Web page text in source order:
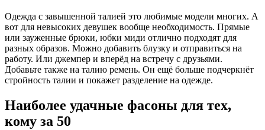
Одежда с завышенной талией это любимые модели многих. А
вот для невысоких девушек вообще необходимость. Прямые
или зауженные брюки, юбки миди отлично подходят для
разных образов. Можно добавить блузку и отправиться на
работу. Или джемпер и вперёд на встречу с друзьями.
Добавьте также на талию ремень. Он ещё больше подчеркнёт
стройность талии и покажет разделение на одежде.
Наиболее удачные фасоны для тех,
кому за 50